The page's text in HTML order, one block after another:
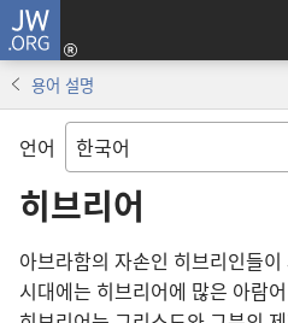
JW.ORG
용어 설명
언어
히브리어
아브라함의 자손인 히브리인들
시대에는 히브리어에 많은 아람